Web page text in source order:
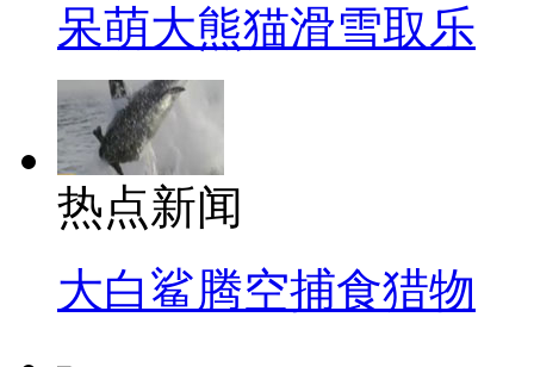
呆萌大熊猫滑雪取乐
热点新闻
大白鲨腾空捕食猎物